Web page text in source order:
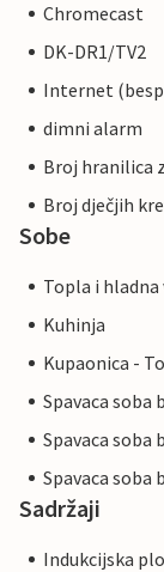
Chromecast
DK-DR1/TV2
Internet
dimni alarm
Broj hranilica
Broj dječjih
Sobe
Topla i hladna
Kuhinja
Kupaonica -
Spavaca soba
Spavaca soba
Spavaca soba
Sadržaji
Indukcijska